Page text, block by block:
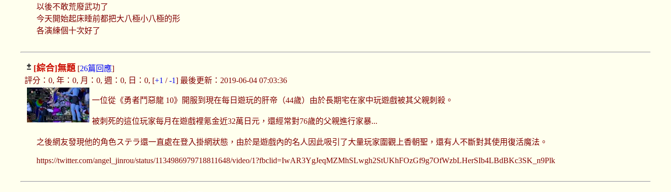
以後不敢荒廢武功了
今天開始起床睡前都把大八極小八極的形
各演練個十次好了
[綜合]無題 [26篇回應]
評分：0, 年：0, 月：0, 週：0, 日：0, [+1 /-1] 最後更新：2019-06-04 07:03:36
一位從《勇者鬥惡龍 10》開服到現在每日遊玩的肝帝（44歲）由於長期宅在家中玩遊戲被其父親刺殺。
被刺死的這位玩家每月在遊戲裡氪金近32萬日元，還經常對76歲的父親進行家暴...
之後網友發現他的角色ステラ還一直處在登入掛網狀態，由於是遊戲內的名人因此吸引了大量玩家圍觀上香朝聖，還有人不斷對其使用復活魔法。
https://twitter.com/angel_jinrou/status/1134986979718811648/video/1?fbclid=IwAR3YgJeqMZMhSLwgh2StUKhFOzGf9g7OfWzbLHerSIb4LBdBKc3SK_n9Plk